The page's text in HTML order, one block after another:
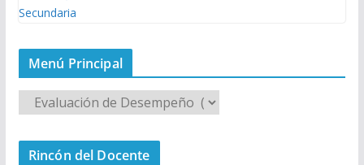
Menú Principal
e
n
Rincón del Docente